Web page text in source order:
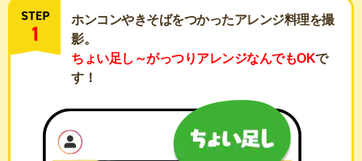
ホンコンやきそばをつかったアレンジ料理を撮
影。
ちょい足し～がっつりアレンジなんでもOKで
す！